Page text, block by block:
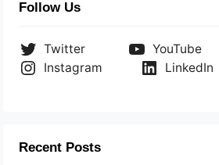
Follow Us
Twitter YouTube
Instagram
LinkedIn
Recent Posts